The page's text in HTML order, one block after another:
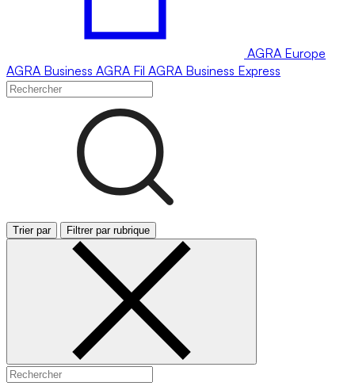
AGRA Europe
AGRA Business AGRA Fil AGRA Business Express
Trier par Filtrer par rubrique